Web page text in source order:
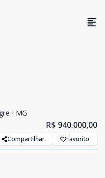
- MG
R$ 940.000,00
Compartilhar Favorito